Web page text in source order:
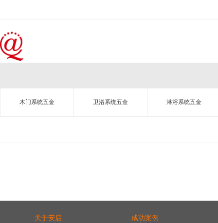
木门系统五金 卫浴系统五金 淋浴系统五金
关于安启 成功案例